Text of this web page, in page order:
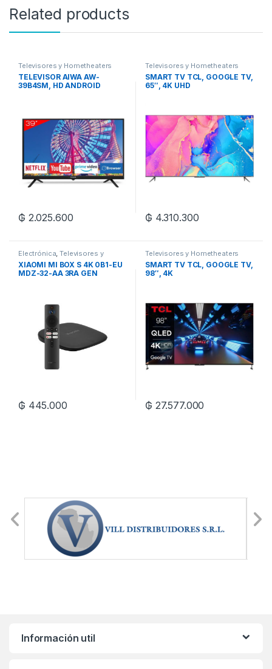
Related products
Televisores y Hometheaters
TELEVISOR AIWA AW-
39B4SM, HD ANDROID
₲ 2.025.600
Televisores y Hometheaters
SMART TV TCL, GOOGLE TV,
65″, 4K UHD
₲ 4.310.300
Electrónica,Televisores y
Hometheaters
XIAOMI MI BOX S 4K 0B1-EU
MDZ-32-AA 3RA GEN
₲ 445.000
Televisores y Hometheaters
SMART TV TCL, GOOGLE TV,
98″, 4K
₲ 27.577.000
Información util